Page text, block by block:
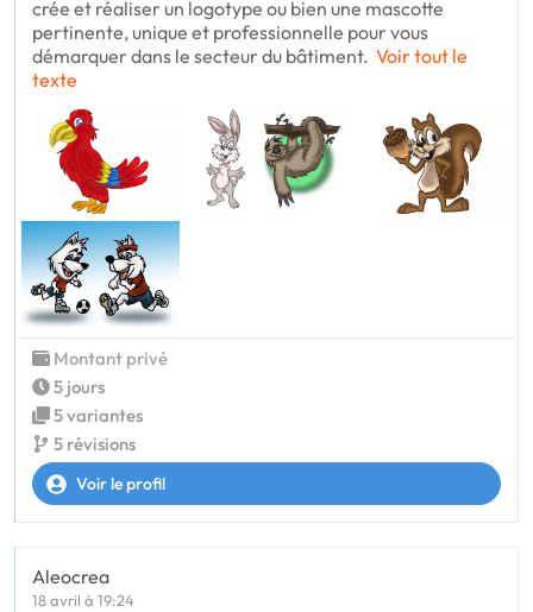
crée et réaliser un logotype ou bien une mascotte
pertinente, unique et professionnelle pour vous
démarquer dans le secteur du bâtiment. Voir tout le
texte
Montant privé
5 jours
5 variantes
5 révisions
Voir le profil
Aleocrea
18 avril à 19:24